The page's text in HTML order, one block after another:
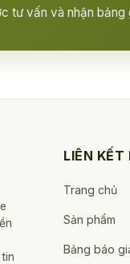
tư vấn và nhận bảng
LIÊN KẾT
Trang chủ
Sản phẩm
Bảng báo